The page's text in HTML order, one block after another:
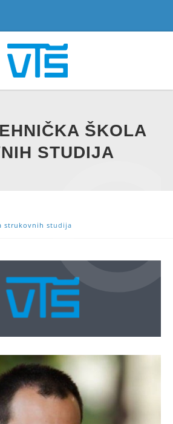
ŠKOLA
STUDIJA
strukovnih studija